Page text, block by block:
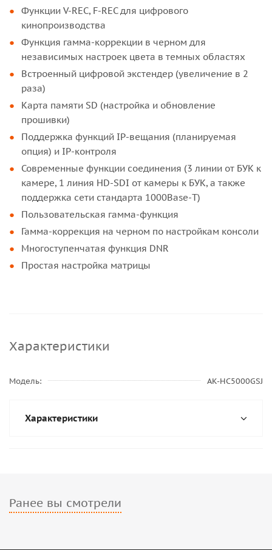
Функции V-REC, F-REC для цифрового
кинопроизводства
Функция гамма-коррекции в черном для
независимых настроек цвета в темных областях
Встроенный цифровой экстендер (увеличение в 2
раза)
Карта памяти SD (настройка и обновление
прошивки)
Поддержка функций IP-вещания (планируемая
опция) и IP-контроля
Современные функции соединения (3 линии от БУК к
камере, 1 линия HD-SDI от камеры к БУК, а также
поддержка сети стандарта 1000Base-T)
Пользовательская гамма-функция
Гамма-коррекция на черном по настройкам консоли
Многоступенчатая функция DNR
Простая настройка матрицы
Характеристики
Модель AK-HC5000GSJ
Характеристики
Ранее вы смотрели